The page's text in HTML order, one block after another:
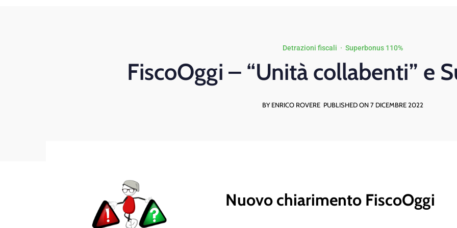
Detrazioni fiscali · Superbonus 110%
FiscoOggi – “Unità collabenti” e
BY ENRICO ROVERE PUBLISHED ON 7 DICEMBRE 2022
Nuovo chiarimento FiscoOggi